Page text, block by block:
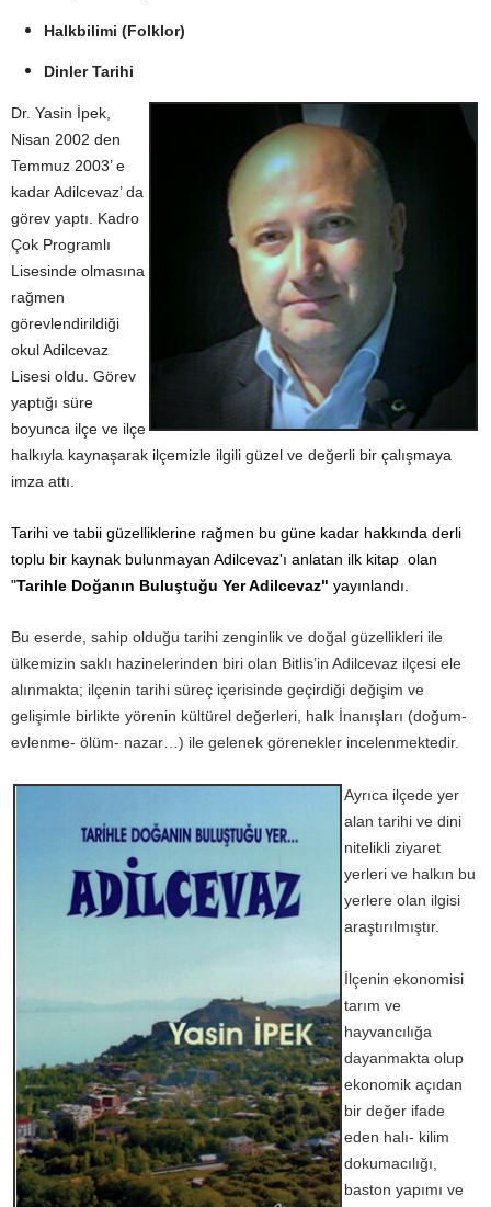
Halkbilimi (Folklor)
Dinler Tarihi
Dr. Yasin İpek,
Nisan 2002 den
Temmuz 2003’ e
kadar Adilcevaz’ da
görev yaptı. Kadro
Çok Programlı
Lisesinde olmasına
rağmen
görevlendirildiği
okul Adilcevaz
Lisesi oldu. Görev
yaptığı süre
boyunca ilçe ve ilçe
halkıyla kaynaşarak ilçemizle ilgili güzel ve değerli bir çalışmaya
imza attı.
Tarihi ve tabii güzelliklerine rağmen bu güne kadar hakkında derli
toplu bir kaynak bulunmayan Adilcevaz'ı anlatan ilk kitap olan
"Tarihle Doğanın Buluştuğu Yer Adilcevaz" yayınlandı.
Bu eserde, sahip olduğu tarihi zenginlik ve doğal güzellikleri ile
ülkemizin saklı hazinelerinden biri olan Bitlis’in Adilcevaz ilçesi ele
alınmakta; ilçenin tarihi süreç içerisinde geçirdiği değişim ve
gelişimle birlikte yörenin kültürel değerleri, halk İnanışları (doğum-
evlenme- ölüm- nazar…) ile gelenek görenekler incelenmektedir.
Ayrıca ilçede yer
alan tarihi ve dini
nitelikli ziyaret
yerleri ve halkın bu
yerlere olan ilgisi
araştırılmıştır.
İlçenin ekonomisi
tarım ve
hayvancılığa
dayanmakta olup
ekonomik açıdan
bir değer ifade
eden halı- kilim
dokumacılığı,
baston yapımı ve